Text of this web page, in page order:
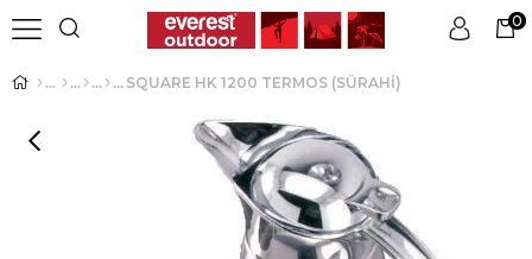
Üye Girişi Üye Ol
0
SQUARE HK 1200 TERMOS (SÜRAHİ)